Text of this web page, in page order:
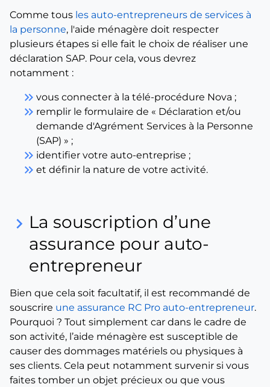
Comme tous les auto-entrepreneurs de services à
la personne, l'aide ménagère doit respecter
plusieurs étapes si elle fait le choix de réaliser une
déclaration SAP. Pour cela, vous devrez
notamment :
keyboard_double_arrow_right vous connecter à la télé-procédure Nova ;
keyboard_double_arrow_right remplir le formulaire de « Déclaration et/ou
demande d'Agrément Services à la Personne
(SAP) » ;
keyboard_double_arrow_right identifier votre auto-entreprise ;
keyboard_double_arrow_right et définir la nature de votre activité.
keyboard_arrow_right La souscription d’une
assurance pour auto-
entrepreneur
Bien que cela soit facultatif, il est recommandé de
souscrire une assurance RC Pro auto-entrepreneur.
Pourquoi ? Tout simplement car dans le cadre de
son activité, l’aide ménagère est susceptible de
causer des dommages matériels ou physiques à
ses clients. Cela peut notamment survenir si vous
faites tomber un objet précieux ou que vous